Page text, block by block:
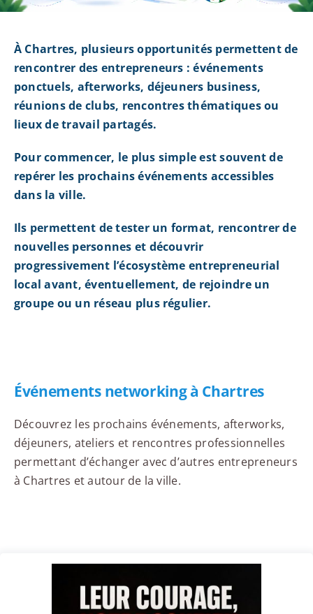
À Chartres, plusieurs opportunités permettent de
rencontrer des entrepreneurs : événements
ponctuels, afterworks, déjeuners business,
réunions de clubs, rencontres thématiques ou
lieux de travail partagés.
Pour commencer, le plus simple est souvent de
repérer les prochains événements accessibles
dans la ville.
Ils permettent de tester un format, rencontrer de
nouvelles personnes et découvrir
progressivement l’écosystème entrepreneurial
local avant, éventuellement, de rejoindre un
groupe ou un réseau plus régulier.
Événements networking à Chartres
Découvrez les prochains événements, afterworks,
déjeuners, ateliers et rencontres professionnelles
permettant d’échanger avec d’autres entrepreneurs
à Chartres et autour de la ville.